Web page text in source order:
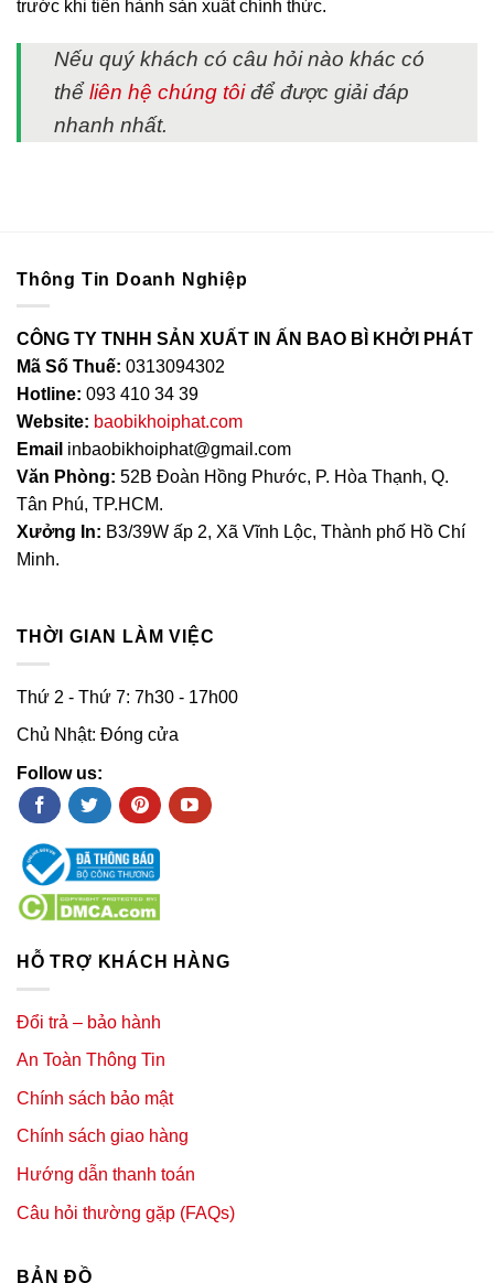
trước khi tiến hành sản xuất chính thức.
Nếu quý khách có câu hỏi nào khác có
thể liên hệ chúng tôiđể được giải đáp
nhanh nhất.
Thông Tin Doanh Nghiệp
CÔNG TY TNHH SẢN XUẤT IN ẤN BAO BÌ KHỞI PHÁT
Mã Số Thuế: 0313094302
Hotline: 093 410 34 39
Website: baobikhoiphat.com
Email inbaobikhoiphat@gmail.com
Văn Phòng: 52B Đoàn Hồng Phước, P. Hòa Thạnh, Q.
Tân Phú, TP.HCM.
Xưởng In: B3/39W ấp 2, Xã Vĩnh Lộc, Thành phố Hồ Chí
Minh.
THỜI GIAN LÀM VIỆC
Thứ 2 - Thứ 7: 7h30 - 17h00
Chủ Nhật: Đóng cửa
Follow us:
HỖ TRỢ KHÁCH HÀNG
Đổi trả – bảo hành
An Toàn Thông Tin
Chính sách bảo mật
Chính sách giao hàng
Hướng dẫn thanh toán
Câu hỏi thường gặp (FAQs)
BẢN ĐỒ